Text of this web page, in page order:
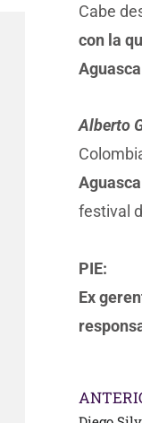
Cabe
con la
Alberto
festival
PIE:
Ex